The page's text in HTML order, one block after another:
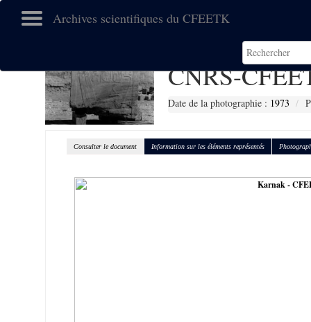
Archives scientifiques du CFEETK
CNRS-
Date de la photographie : 1973
Consulter le document Information sur les éléments représentés